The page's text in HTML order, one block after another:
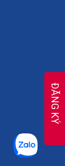
ĐĂNG KÝ